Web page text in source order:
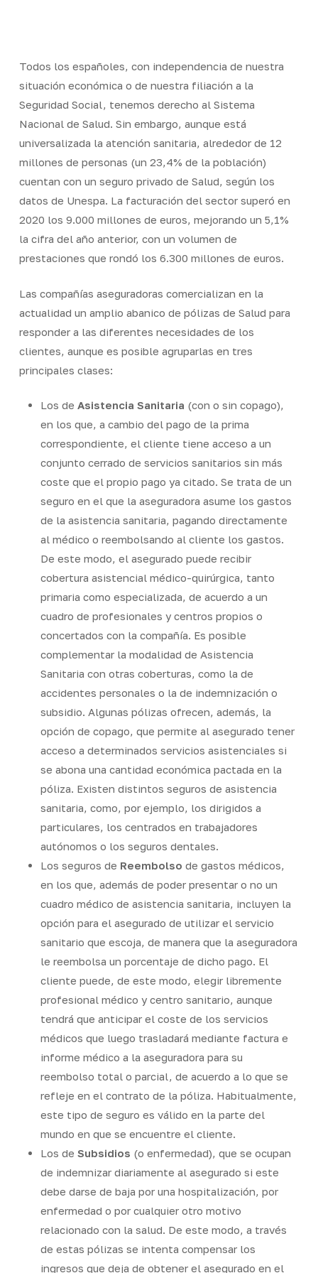
contentTodos los españoles, con independencia de nuestra
situación económica o de nuestra filiación a la
Seguridad Social, tenemos derecho al Sistema
Nacional de Salud. Sin embargo, aunque está
universalizada la atención sanitaria, alrededor de 12
millones de personas (un 23,4% de la población)
cuentan con un seguro privado de Salud, según los
datos de Unespa. La facturación del sector superó en
2020 los 9.000 millones de euros, mejorando un 5,1%
la cifra del año anterior, con un volumen de
prestaciones que rondó los 6.300 millones de euros.
Las compañías aseguradoras comercializan en la
actualidad un amplio abanico de pólizas de Salud para
responder a las diferentes necesidades de los
clientes, aunque es posible agruparlas en tres
principales clases:
Los de Asistencia Sanitaria (con o sin copago),
en los que, a cambio del pago de la prima
correspondiente, el cliente tiene acceso a un
conjunto cerrado de servicios sanitarios sin más
coste que el propio pago ya citado. Se trata de un
seguro en el que la aseguradora asume los gastos
de la asistencia sanitaria, pagando directamente
al médico o reembolsando al cliente los gastos.
De este modo, el asegurado puede recibir
cobertura asistencial médico-quirúrgica, tanto
primaria como especializada, de acuerdo a un
cuadro de profesionales y centros propios o
concertados con la compañía. Es posible
complementar la modalidad de Asistencia
Sanitaria con otras coberturas, como la de
accidentes personales o la de indemnización o
subsidio. Algunas pólizas ofrecen, además, la
opción de copago, que permite al asegurado tener
acceso a determinados servicios asistenciales si
se abona una cantidad económica pactada en la
póliza. Existen distintos seguros de asistencia
sanitaria, como, por ejemplo, los dirigidos a
particulares, los centrados en trabajadores
autónomos o los seguros dentales.
Los seguros de Reembolso de gastos médicos,
en los que, además de poder presentar o no un
cuadro médico de asistencia sanitaria, incluyen la
opción para el asegurado de utilizar el servicio
sanitario que escoja, de manera que la aseguradora
le reembolsa un porcentaje de dicho pago. El
cliente puede, de este modo, elegir libremente
profesional médico y centro sanitario, aunque
tendrá que anticipar el coste de los servicios
médicos que luego trasladará mediante factura e
informe médico a la aseguradora para su
reembolso total o parcial, de acuerdo a lo que se
refleje en el contrato de la póliza. Habitualmente,
este tipo de seguro es válido en la parte del
mundo en que se encuentre el cliente.
Los de Subsidios (o enfermedad), que se ocupan
de indemnizar diariamente al asegurado si este
debe darse de baja por una hospitalización, por
enfermedad o por cualquier otro motivo
relacionado con la salud. De este modo, a través
de estas pólizas se intenta compensar los
ingresos que deja de obtener el asegurado en el
Menu